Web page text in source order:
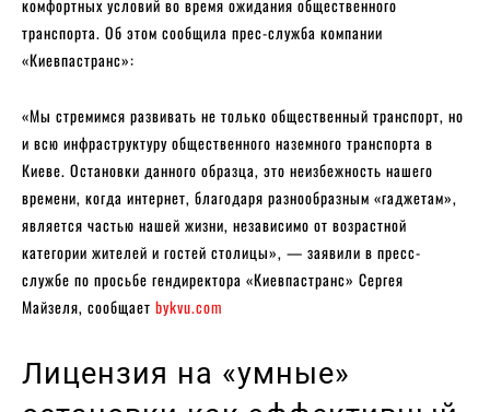
комфортных условий во время ожидания общественного
транспорта. Об этом сообщила прес-служба компании
«Киевпастранс»:
«Мы стремимся развивать не только общественный транспорт, но
и всю инфраструктуру общественного наземного транспорта в
Киеве. Остановки данного образца, это неизбежность нашего
времени, когда интернет, благодаря разнообразным «гаджетам»,
является частью нашей жизни, независимо от возрастной
категории жителей и гостей столицы», — заявили в пресс-
службе по просьбе гендиректора «Киевпастранс» Сергея
Майзеля, сообщает bykvu.com
Лицензия на «умные»